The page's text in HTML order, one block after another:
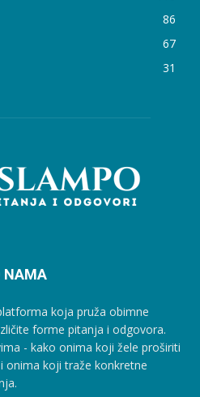
86
67
31
NAMA
koja pruža obimne
forme pitanja i odgovora.
- kako onima koji žele proširiti
onima koji traže konkretne